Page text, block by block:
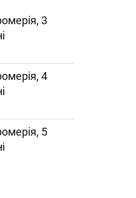
3
4
5